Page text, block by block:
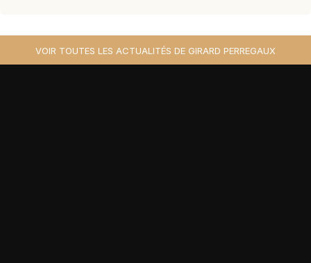
VOIR TOUTES LES ACTUALITÉS DE GIRARD PERREGAUX